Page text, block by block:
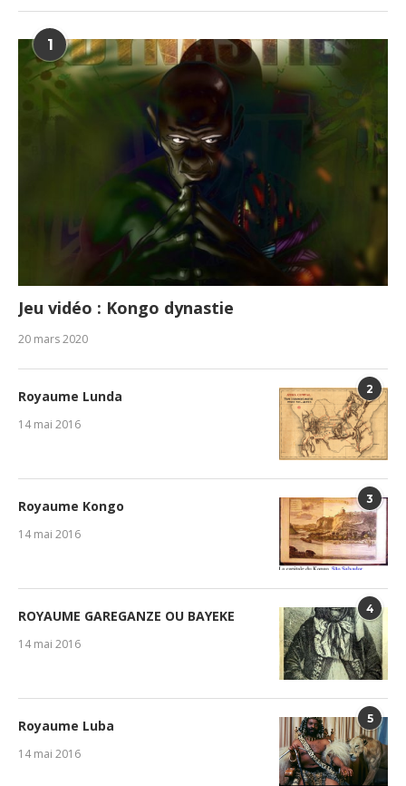
1
Jeu vidéo : Kongo dynastie
20 mars 2020
2
Royaume Lunda
14 mai 2016
3
Royaume Kongo
14 mai 2016
4
ROYAUME GAREGANZE OU BAYEKE
14 mai 2016
5
Royaume Luba
14 mai 2016